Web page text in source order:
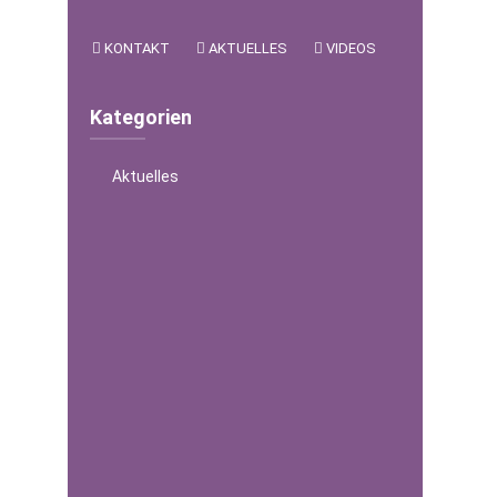
KONTAKT AKTUELLES VIDEOS
Kategorien
Aktuelles